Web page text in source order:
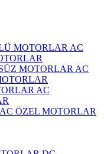
AC
AC
AC
AC ÖZEL MOTORLAR